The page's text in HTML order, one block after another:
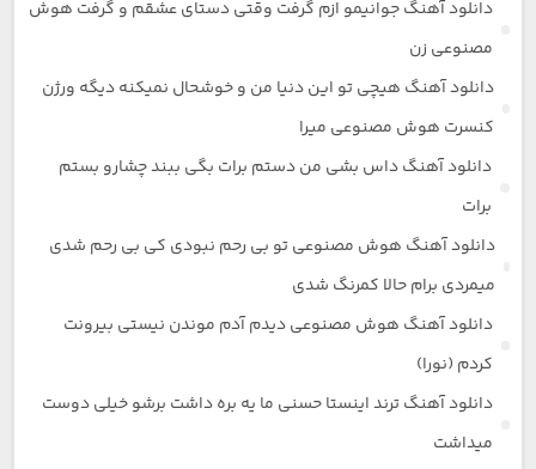
دانلود آهنگ جوانیمو ازم گرفت وقتی دستای عشقم و گرفت هوش
مصنوعی زن
دانلود آهنگ هیچی تو این دنیا من و خوشحال نمیکنه دیگه ورژن
کنسرت هوش مصنوعی میرا
دانلود آهنگ داس بشی من دستم برات بگی ببند چشارو بستم
برات
دانلود آهنگ هوش مصنوعی تو بی رحم نبودی کی بی رحم شدی
میمردی برام حالا کمرنگ شدی
دانلود آهنگ هوش مصنوعی دیدم آدم موندن نیستی بیرونت
کردم (نورا)
دانلود آهنگ ترند اینستا حسنی ما یه بره داشت برشو خیلی دوست
میداشت